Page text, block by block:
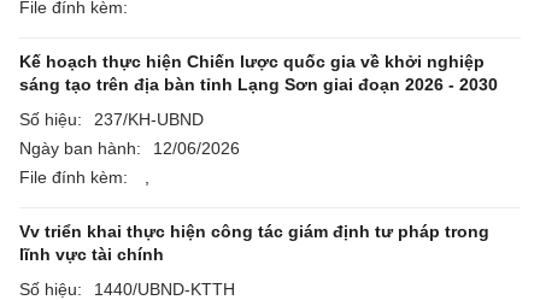
File đính kèm:
Kế hoạch thực hiện Chiến lược quốc gia về khởi nghiệp
sáng tạo trên địa bàn tỉnh Lạng Sơn giai đoạn 2026 - 2030
Số hiệu:
237/KH-UBND
Ngày ban hành:
12/06/2026
File đính kèm:
Vv triển khai thực hiện công tác giám định tư pháp trong
lĩnh vực tài chính
Số hiệu:
1440/UBND-KTTH